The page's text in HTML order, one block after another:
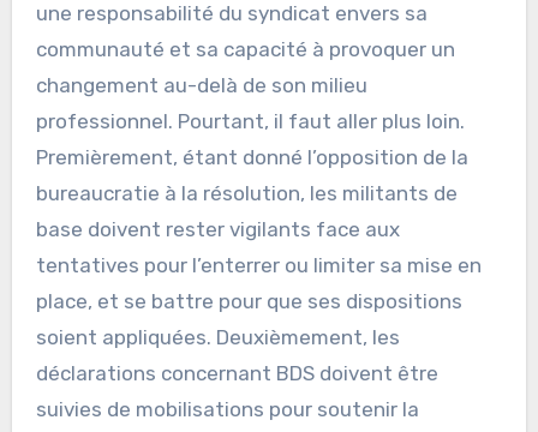
une responsabilité du syndicat envers sa
communauté et sa capacité à provoquer un
changement au-delà de son milieu
professionnel. Pourtant, il faut aller plus loin.
Premièrement, étant donné l’opposition de la
bureaucratie à la résolution, les militants de
base doivent rester vigilants face aux
tentatives pour l’enterrer ou limiter sa mise en
place, et se battre pour que ses dispositions
soient appliquées. Deuxièmement, les
déclarations concernant BDS doivent être
suivies de mobilisations pour soutenir la